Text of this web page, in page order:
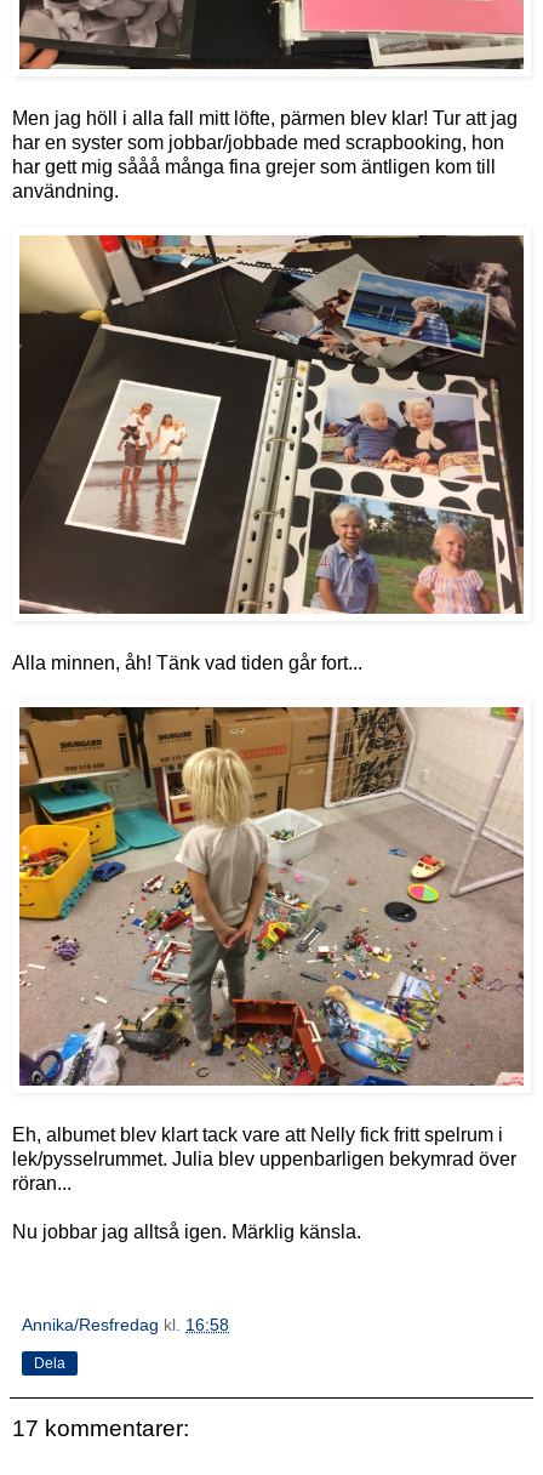
Men jag höll i alla fall mitt löfte, pärmen blev klar! Tur att jag
har en syster som jobbar/jobbade med scrapbooking, hon
har gett mig sååå många fina grejer som äntligen kom till
användning.
Alla minnen, åh! Tänk vad tiden går fort...
Eh, albumet blev klart tack vare att Nelly fick fritt spelrum i
lek/pysselrummet. Julia blev uppenbarligen bekymrad över
röran...
Nu jobbar jag alltså igen. Märklig känsla.
Annika/Resfredag kl. 16:58
Dela
17 kommentarer: